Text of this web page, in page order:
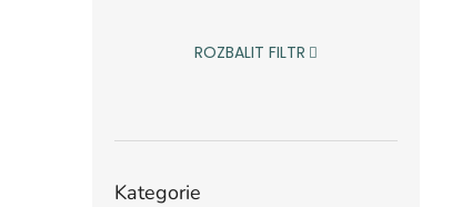
ROZBALIT FILTR
kategorie
Kategorie